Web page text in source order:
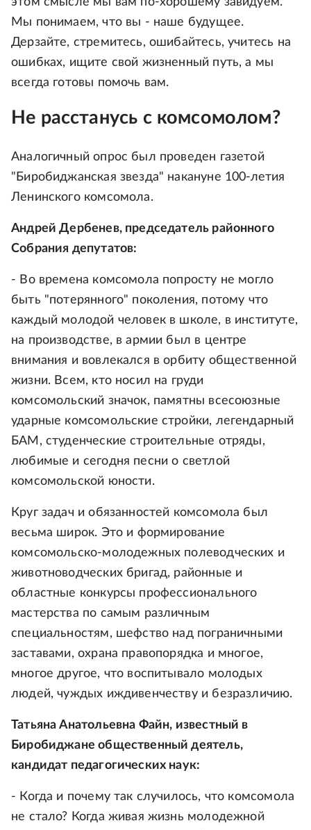
Мы понимаем, что вы - наше будущее.
Дерзайте, стремитесь, ошибайтесь, учитесь на
ошибках, ищите свой жизненный путь, а мы
всегда готовы помочь вам.
Не расстанусь с комсомолом?
Аналогичный опрос был проведен газетой
"Биробиджанская звезда" накануне 100-летия
Ленинского комсомола.
Андрей Дербенев, председатель районного
Собрания депутатов:
- Во времена комсомола попросту не могло
быть "потерянного" поколения, потому что
каждый молодой человек в школе, в институте,
на производстве, в армии был в центре
внимания и вовлекался в орбиту общественной
жизни. Всем, кто носил на груди
комсомольский значок, памятны всесоюзные
ударные комсомольские стройки, легендарный
БАМ, студенческие строительные отряды,
любимые и сегодня песни о светлой
комсомольской юности.
Круг задач и обязанностей комсомола был
весьма широк. Это и формирование
комсомольско-молодежных полеводческих и
животноводческих бригад, районные и
областные конкурсы профессионального
мастерства по самым различным
специальностям, шефство над пограничными
заставами, охрана правопорядка и многое,
многое другое, что воспитывало молодых
людей, чуждых иждивенчеству и безразличию.
Татьяна Анатольевна Файн, известный в
Биробиджане общественный деятель,
кандидат педагогических наук:
- Когда и почему так случилось, что комсомола
не стало? Когда живая жизнь молодежной